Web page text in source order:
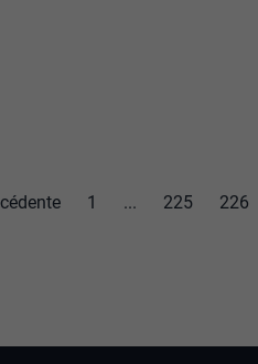
1 ... 225 226